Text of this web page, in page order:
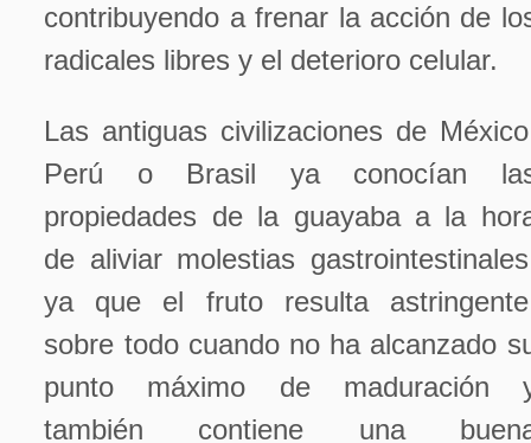
contribuyendo a frenar la acción de
radicales libres y el deterioro celular.
Las antiguas civilizaciones de
Perú o Brasil ya conocían
propiedades de la guayaba a la
de aliviar molestias
ya que el fruto resulta
sobre todo cuando no ha alcanzado
punto máximo de maduración
también contiene una